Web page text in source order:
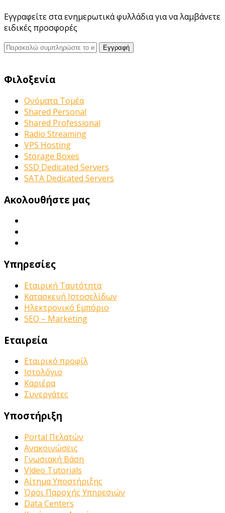
Εγγραφείτε στα ενημερωτικά φυλλάδια για να λαμβάνετε
ειδικές προσφορές
Φιλοξενία
Ονόματα Τομέα
Shared Personal
Shared Professional
Radio Streaming
VPS Hosting
Storage Boxes
SSD Dedicated Servers
SATA Dedicated Servers
Ακολουθήστε μας
Υπηρεσίες
Εταιρική Ταυτότητα
Κατασκευή Ιστοσελίδων
Ηλεκτρονικό Εμπόριο
SEO – Marketing
Εταιρεία
Εταιρικό προφίλ
Ιστολόγιο
Καριέρα
Συνεργάτες
Υποστήριξη
Portal Πελατών
Ανακοινώσεις
Γνωσιακή Βάση
Video Tutorials
Αίτημα Υποστήριξης
Όροι Παροχής Υπηρεσιών
Data Centers